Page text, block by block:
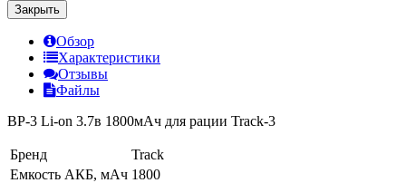
Закрыть
Обзор
Характеристики
Отзывы
Файлы
BP-3 Li-on 3.7в 1800мАч для рации Track-3
Бренд
Track
Емкость АКБ, мАч 1800